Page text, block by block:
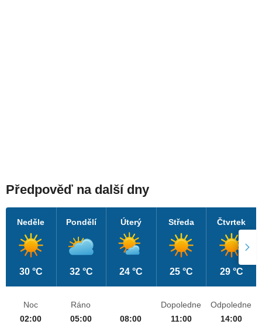
Předpověď na další dny
Neděle
30 °C
Pondělí
32 °C
Úterý
24 °C
Středa
25 °C
Čtvrtek
29 °C
Noc
02:00
Ráno
05:00
08:00
Dopoledne
11:00
Odpoledne
14:00